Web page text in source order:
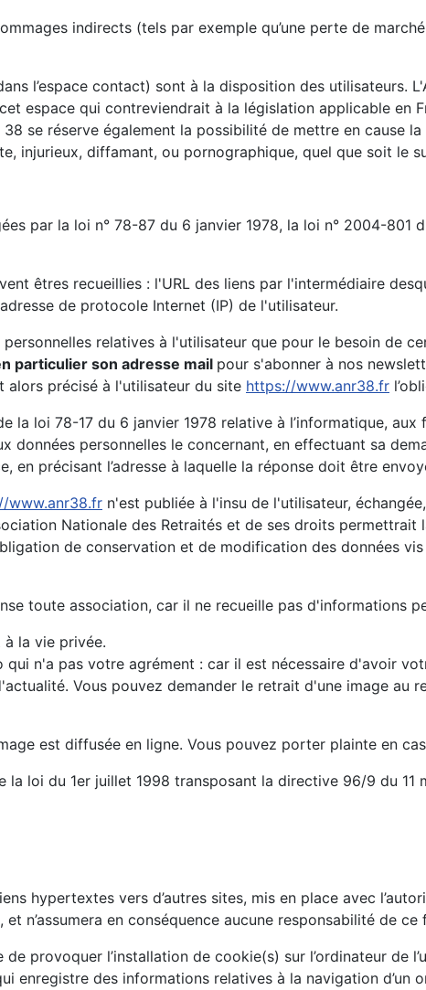
indirects (tels par exemple qu’une perte de
l’espace contact) sont à la disposition des utilisateurs.
espace qui contreviendrait à la législation applicable en
se réserve également la possibilité de mettre en cause
injurieux, diffamant, ou pornographique, quel que soit
par la loi n° 78-87 du 6 janvier 1978, la loi n° 2004-
êtres recueillies : l'URL des liens par l'intermédiaire
de protocole Internet (IP) de l'utilisateur.
relatives à l'utilisateur que pour le besoin de
particulier son adresse mail pour s'abonner à nos
alors précisé à l'utilisateur du site https://www.anr38.fr
la loi 78-17 du 6 janvier 1978 relative à l’informatique,
données personnelles le concernant, en effectuant sa
précisant l’adresse à laquelle la réponse doit être
www.anr38.fr n'est publiée à l'insu de l'utilisateur,
Nationale des Retraités et de ses droits
de conservation et de modification des données
toute association, car il ne recueille pas d'informations
la vie privée.
n'a pas votre agrément : car il est nécessaire d'avoir
Vous pouvez demander le retrait d'une image au
est diffusée en ligne. Vous pouvez porter plainte en
loi du 1er juillet 1998 transposant la directive 96/9 du
hypertextes vers d’autres sites, mis en place avec
n’assumera en conséquence aucune responsabilité de ce
de provoquer l’installation de cookie(s) sur l’ordinateur de
enregistre des informations relatives à la navigation d’un